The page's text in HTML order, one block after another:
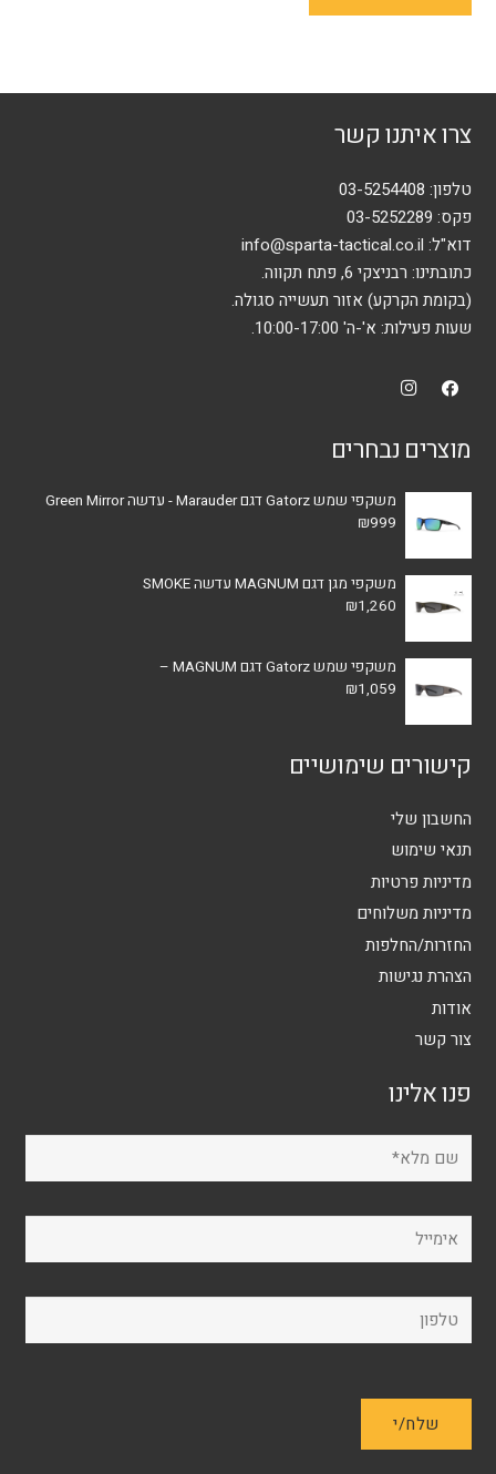
המוצר
צרו איתנו קשר
טלפון: 03-5254408
פקס: 03-5252289
דוא"ל: info@sparta-tactical.co.il
כתובתינו: רבניצקי 6, פתח תקווה.
(בקומת הקרקע) אזור תעשייה סגולה.
שעות פעילות: א'-ה' 10:00-17:00.
מוצרים נבחרים
משקפי שמש Gatorz דגם Marauder - עדשה Green Mirror
₪999
משקפי מגן דגם MAGNUM עדשה SMOKE
₪1,260
משקפי שמש Gatorz דגם MAGNUM –
₪1,059
קישורים שימושיים
החשבון שלי
תנאי שימוש
מדיניות פרטיות
מדיניות משלוחים
החזרות/החלפות
הצהרת נגישות
אודות
צור קשר
פנו אלינו